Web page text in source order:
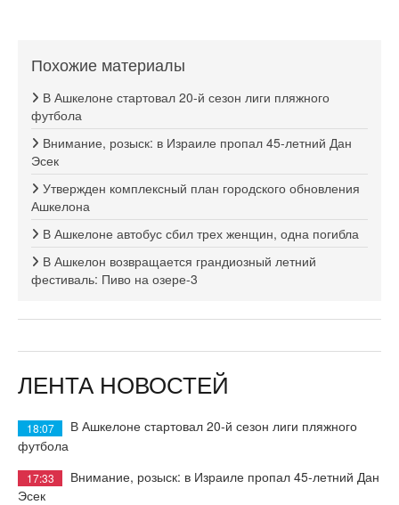
Похожие материалы
В Ашкелоне стартовал 20-й сезон лиги пляжного
футбола
Внимание, розыск: в Израиле пропал 45-летний Дан
Эсек
Утвержден комплексный план городского обновления
Ашкелона
В Ашкелоне автобус сбил трех женщин, одна погибла
В Ашкелон возвращается грандиозный летний
фестиваль: Пиво на озере-3
ЛЕНТА НОВОСТЕЙ
18:07
В Ашкелоне стартовал 20-й сезон лиги пляжного
футбола
17:33
Внимание, розыск: в Израиле пропал 45-летний Дан
Эсек